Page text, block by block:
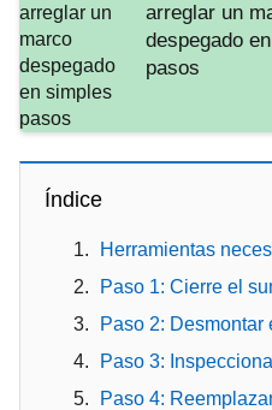
arreglar un
despegado
pasos
Índice
Herramientas
Paso 1: Cierre el
Paso 2: Desmontar
Paso 3:
Paso 4: